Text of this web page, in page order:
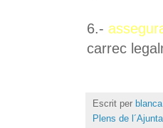
6.-
carrec
Escrit per
Plens de